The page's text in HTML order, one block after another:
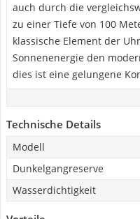
auch durch die
zu einer Tiefe von 100
klassische Element der
Sonnenenergie den
dies ist eine gelungene
Technische Details
Modell
Dunkelgangreserve
Wasserdichtigkeit